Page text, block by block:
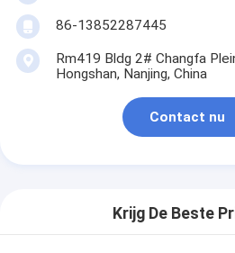
86-13852287445
Rm419 Bldg 2# Changfa
Hongshan, Nanjing, China
Contact nu
Krijg De Beste